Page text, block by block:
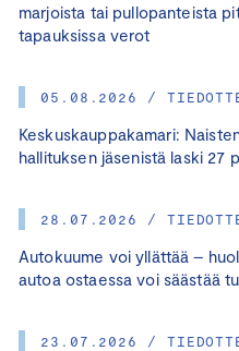
marjoista tai pullopanteista
tapauksissa verot
05.08.2026 /
Keskuskauppakamari:
hallituksen jäsenistä laski 27
28.07.2026 /
Autokuume voi yllättää –
autoa ostaessa voi säästää
23.07.2026 /